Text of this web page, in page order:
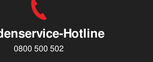
Hotline
0800 500 502